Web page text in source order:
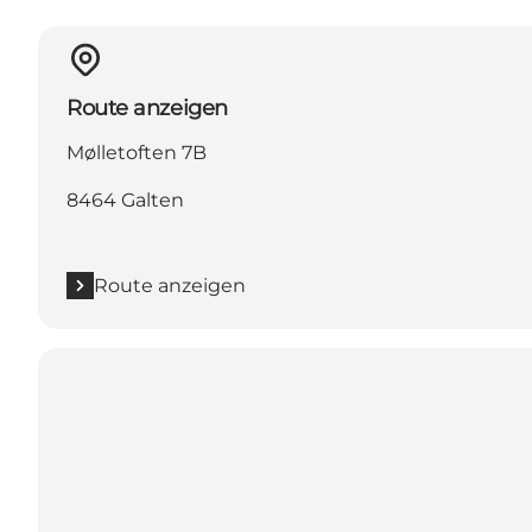
Route anzeigen
Mølletoften 7B
8464 Galten
Route anzeigen